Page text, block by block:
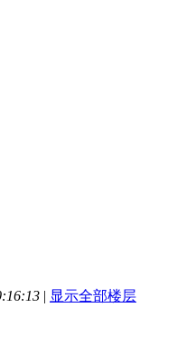
| 显示全部楼层